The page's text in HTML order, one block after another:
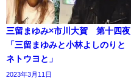
三留まゆみ×市川大賀 第十四夜
「三留まゆみと小林よしのりと
ネトウヨと」
2023年3月11日